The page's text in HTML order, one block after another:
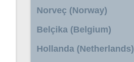
Norveç (Norway)
Belçika (Belgium)
Hollanda (Netherlands)